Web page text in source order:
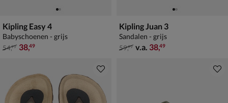
Kipling Easy 4
Babyschoenen - grijs
van € 54,99 voor € 38,49
54,99 38,49
Kipling Juan 3
Sandalen - grijs
van € 59,99 vanaf € 38,49
59,99 v.a. 38,49